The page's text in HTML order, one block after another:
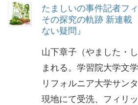
たましいの事件記者フ
その探究の軌跡 新連載
ない疑問』
山下章子（やました・
まれる。学習院大学文
リフォルニア大学サン
現地にて受洗、フィリ